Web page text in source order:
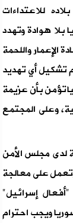
للاعتداءات
بلا هوادة وتهدد
الإعمار واللحمة
تشكيل أي تهديد
تؤمن بأن عزيمة
وعلى المجتمع
لدى مجلس الأمن
على معالجة
"أفعال إسرائيل"
ويجب احترام